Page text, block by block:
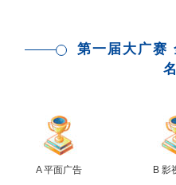
第一届大广赛
A 平面广告 B 影